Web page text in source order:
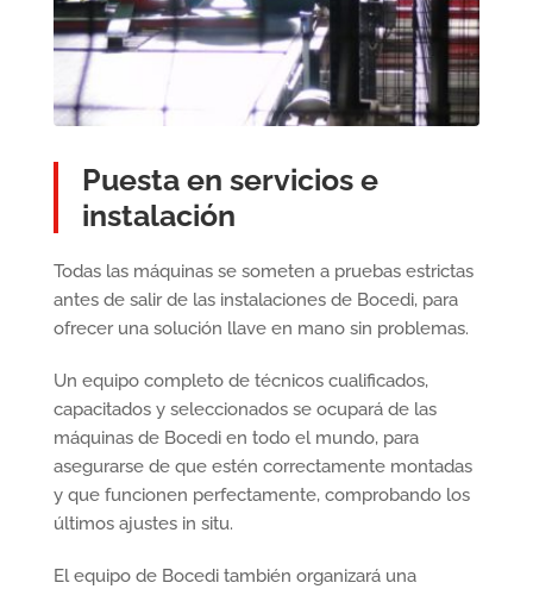
Puesta en servicios e
instalación
Todas las máquinas se someten a pruebas estrictas
antes de salir de las instalaciones de Bocedi, para
ofrecer una solución llave en mano sin problemas.
Un equipo completo de técnicos cualificados,
capacitados y seleccionados se ocupará de las
máquinas de Bocedi en todo el mundo, para
asegurarse de que estén correctamente montadas
y que funcionen perfectamente, comprobando los
últimos ajustes in situ.
El equipo de Bocedi también organizará una